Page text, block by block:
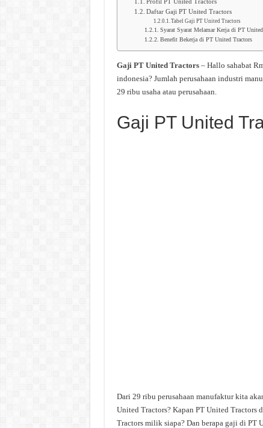
Profil PT United Tractors
Daftar Gaji PT United Tractors
Tabel Gaji PT United Tractors
Syarat Syarat Melamar Kerja di PT
Benefit Bekerja di PT United Tractors
Gaji PT United Tractors– Hallo sahabat
indonesia? Jumlah perusahaan industri
29 ribu usaha atau perusahaan.
Gaji PT United
Dari 29 ribu perusahaan manufaktur kita
United Tractors? Kapan PT United Tractors
Tractors milik siapa? Dan berapa gaji di PT